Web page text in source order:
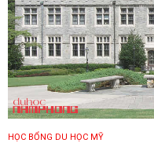
HỌC BỔNG DU HỌC MỸ